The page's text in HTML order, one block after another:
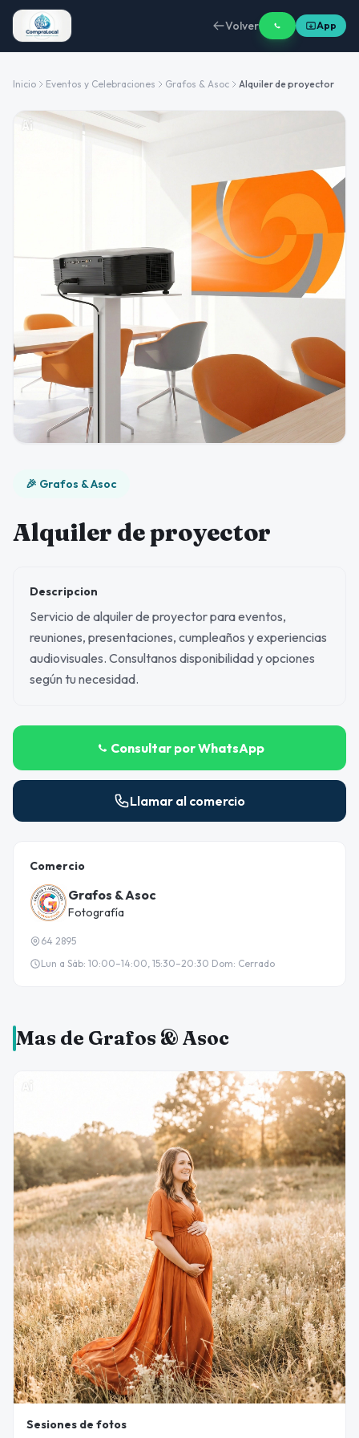
Volver App
Inicio Eventos y Celebraciones Grafos & Asoc Alquiler de proyector
🎉 Grafos & Asoc
Alquiler de proyector
Descripcion
Servicio de alquiler de proyector para eventos,
reuniones, presentaciones, cumpleaños y experiencias
audiovisuales. Consultanos disponibilidad y opciones
según tu necesidad.
Consultar por WhatsApp
Llamar al comercio
Comercio
Grafos & Asoc
Fotografía
64 2895
Lun a Sáb: 10:00–14:00, 15:30–20:30 Dom: Cerrado
Mas de Grafos & Asoc
Sesiones de fotos